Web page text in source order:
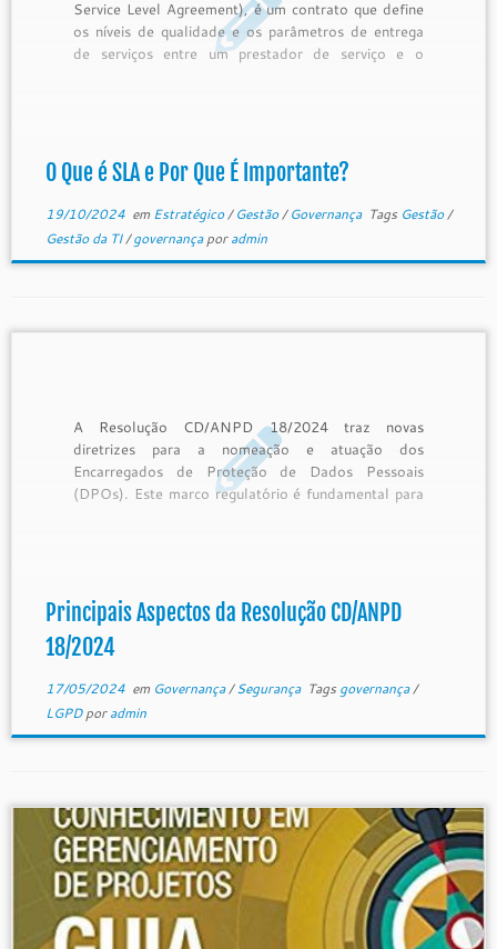
Service Level Agreement), é um contrato que define
os níveis de qualidade e os parâmetros de entrega
de serviços entre um prestador de serviço e o
O Que é SLA e Por Que É Importante?
19/10/2024em Estratégico/Gestão/Governança Tags Gestão/
Gestão da TI/governançaporadmin
A Resolução CD/ANPD 18/2024 traz novas
diretrizes para a nomeação e atuação dos
Encarregados de Proteção de Dados Pessoais
(DPOs). Este marco regulatório é fundamental para
Principais Aspectos da Resolução CD/ANPD
18/2024
17/05/2024em Governança/Segurança Tags governança/
LGPDporadmin